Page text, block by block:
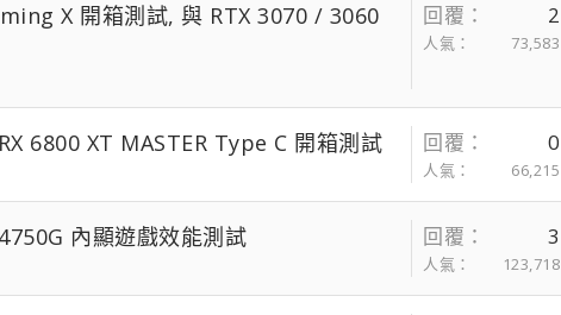
X 開箱測試, 與 RTX 3070 / 3060
回覆 2
人氣 73,583
6800 XT MASTER Type C 開箱測試 回覆 0
人氣 66,215
內顯遊戲效能測試 回覆 3
人氣 123,718